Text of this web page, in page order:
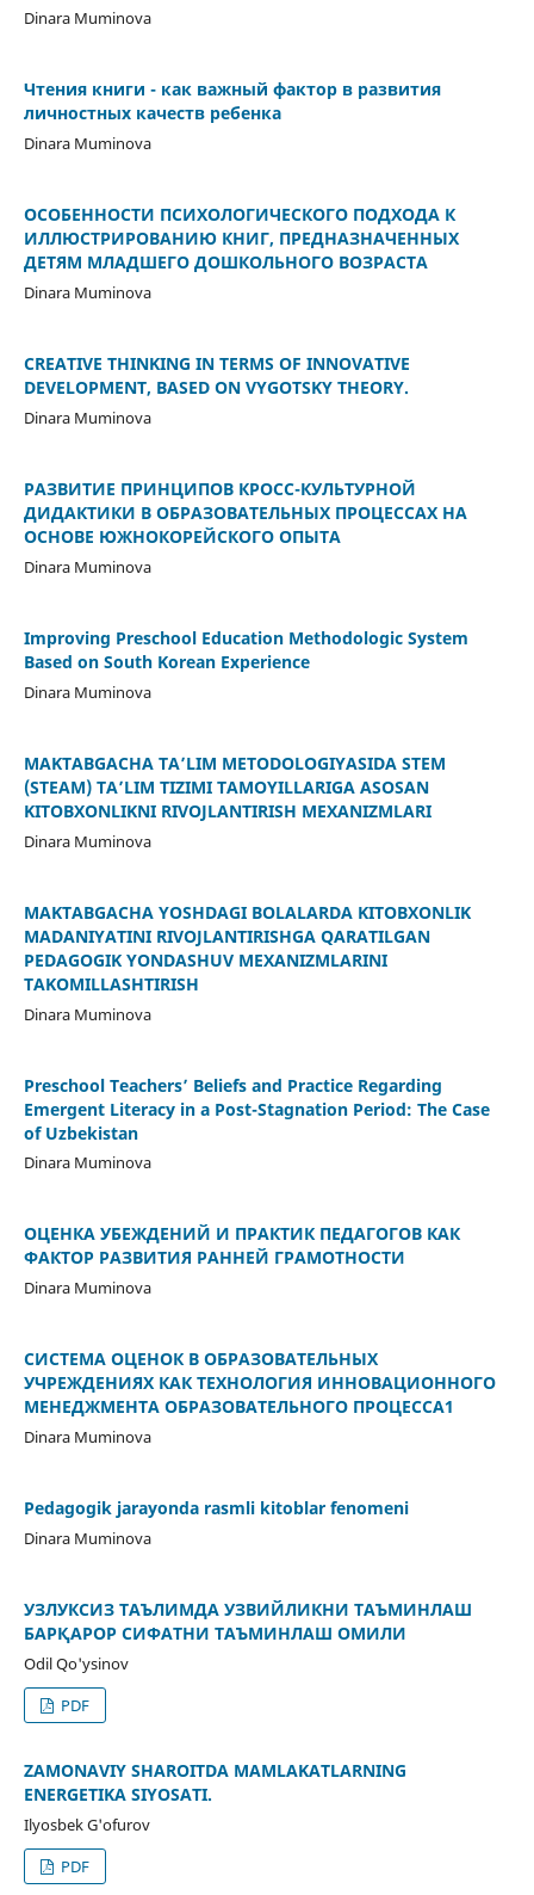
Dinara Muminova
Чтения книги - как важный фактор в развития
личностных качеств ребенка
Dinara Muminova
ОСОБЕННОСТИ ПСИХОЛОГИЧЕСКОГО ПОДХОДА К
ИЛЛЮСТРИРОВАНИЮ КНИГ, ПРЕДНАЗНАЧЕННЫХ
ДЕТЯМ МЛАДШЕГО ДОШКОЛЬНОГО ВОЗРАСТА
Dinara Muminova
CREATIVE THINKING IN TERMS OF INNOVATIVE
DEVELOPMENT, BASED ON VYGOTSKY THEORY.
Dinara Muminova
РАЗВИТИЕ ПРИНЦИПОВ КРОСС-КУЛЬТУРНОЙ
ДИДАКТИКИ В ОБРАЗОВАТЕЛЬНЫХ ПРОЦЕССАХ НА
ОСНОВЕ ЮЖНОКОРЕЙСКОГО ОПЫТА
Dinara Muminova
Improving Preschool Education Methodologic System
Based on South Korean Experience
Dinara Muminova
MAKTABGACHA TA’LIM METODOLOGIYASIDA STEM
(STEAM) TA’LIM TIZIMI TAMOYILLARIGA ASOSAN
KITOBXONLIKNI RIVOJLANTIRISH MEXANIZMLARI
Dinara Muminova
MAKTABGACHA YOSHDAGI BOLALARDA KITOBXONLIK
MADANIYATINI RIVOJLANTIRISHGA QARATILGAN
PEDAGOGIK YONDASHUV MEXANIZMLARINI
TAKOMILLASHTIRISH
Dinara Muminova
Preschool Teachers’ Beliefs and Practice Regarding
Emergent Literacy in a Post-Stagnation Period: The Case
of Uzbekistan
Dinara Muminova
ОЦЕНКА УБЕЖДЕНИЙ И ПРАКТИК ПЕДАГОГОВ КАК
ФАКТОР РАЗВИТИЯ РАННЕЙ ГРАМОТНОСТИ
Dinara Muminova
СИСТЕМА ОЦЕНОК В ОБРАЗОВАТЕЛЬНЫХ
УЧРЕЖДЕНИЯХ КАК ТЕХНОЛОГИЯ ИННОВАЦИОННОГО
МЕНЕДЖМЕНТА ОБРАЗОВАТЕЛЬНОГО ПРОЦЕССА1
Dinara Muminova
Pedagogik jarayonda rasmli kitoblar fenomeni
Dinara Muminova
УЗЛУКСИЗ ТАЪЛИМДА УЗВИЙЛИКНИ ТАЪМИНЛАШ
БАРҚАРОР СИФАТНИ ТАЪМИНЛАШ ОМИЛИ
Odil Qo'ysinov
PDF
ZAMONAVIY SHAROITDA MAMLAKATLARNING
ENERGETIKA SIYOSATI.
Ilyosbek G'ofurov
PDF